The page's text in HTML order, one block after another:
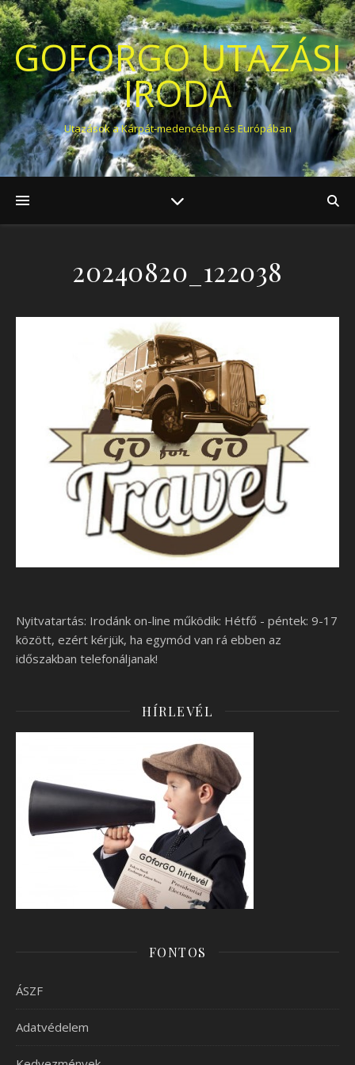
GOFORGO UTAZÁSI
IRODA
Utazások a Kárpát-medencében és Európában
20240820_122038
Nyitvatartás: Irodánk on-line működik: Hétfő - péntek: 9-17
között, ezért kérjük, ha egymód van rá ebben az
időszakban telefonáljanak!
HÍRLEVÉL
FONTOS
ÁSZF
Adatvédelem